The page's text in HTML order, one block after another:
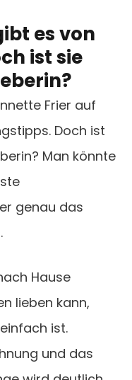
es von
ist sie
Frier auf
Doch ist
Man könnte
genau das
Hause
lieben kann,
ist.
und das